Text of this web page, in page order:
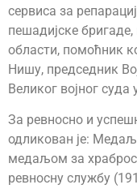
сервиса за
пешадијске
области, помоћник
Нишу, председник
Великог војног суда
За ревносно и
одликован је:
медаљом за
ревносну службу